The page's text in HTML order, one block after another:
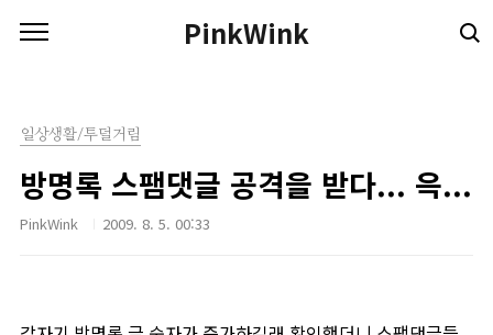
PinkWink
일상생활/투덜거림
방명록 스팸댓글 공격을 받다... 윽...
PinkWink 2009. 8. 5. 00:33